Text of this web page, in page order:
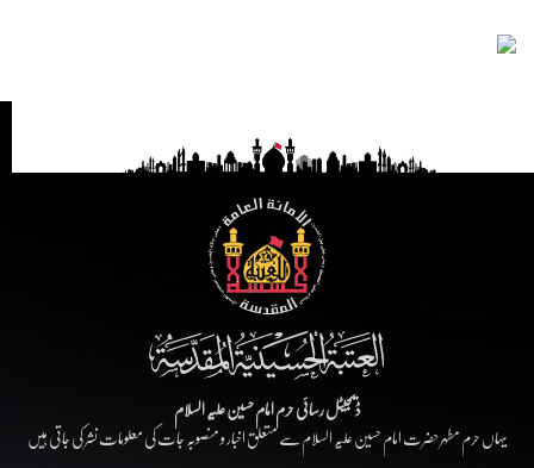
ڈیجیٹل رسائی حرم امام حسین علیہ السلام
یہاں حرم مطہر حضرت امام حسین علیہ السلام سے متعلق اخبار و منصوبہ جات کی معلومات نشر کی جاتی ہیں